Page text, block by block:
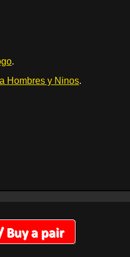
.
Hombres y Ninos.